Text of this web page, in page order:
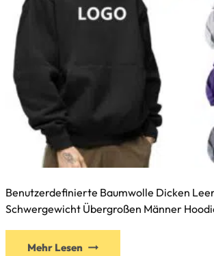
Benutzerdefinierte Baumwolle Dicken
Schwergewicht Übergroßen Männer
Mehr Lesen